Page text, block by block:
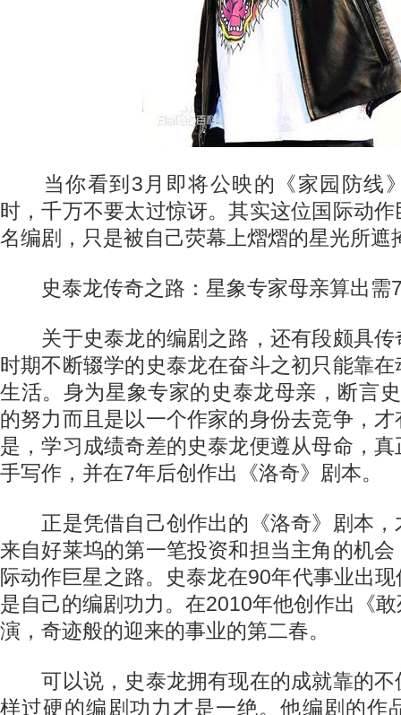
当你看到3月即将公映的《家园防线
时，千万不要太过惊讶。其实这位国际动
名编剧，只是被自己荧幕上熠熠的星光所遮
史泰龙传奇之路：星象专家母亲算出需
关于史泰龙的编剧之路，还有段颇具传
时期不断辍学的史泰龙在奋斗之初只能靠
生活。身为星象专家的史泰龙母亲，断言
的努力而且是以一个作家的身份去竞争，
是，学习成绩奇差的史泰龙便遵从母命，
手写作，并在7年后创作出《洛奇》剧本。
正是凭借自己创作出的《洛奇》剧本，
来自好莱坞的第一笔投资和担当主角的机
际动作巨星之路。史泰龙在90年代事业出
是自己的编剧功力。在2010年他创作出《
演，奇迹般的迎来的事业的第二春。
可以说，史泰龙拥有现在的成就靠的不
样过硬的编剧功力才是一绝。他编剧的作